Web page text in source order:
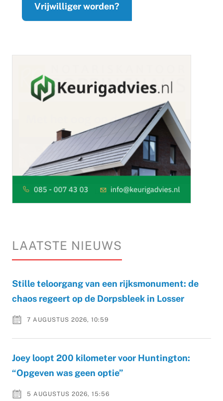
Vrijwilliger worden?
LAATSTE NIEUWS
Stille teloorgang van een rijksmonument: de
chaos regeert op de Dorpsbleek in Losser
7 AUGUSTUS 2026, 10:59
Joey loopt 200 kilometer voor Huntington:
“Opgeven was geen optie”
5 AUGUSTUS 2026, 15:56